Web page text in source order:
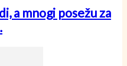
a mnogi posežu za